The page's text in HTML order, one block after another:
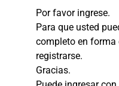
Por favor ingrese.
Para que usted
completo en forma
registrarse.
Gracias.